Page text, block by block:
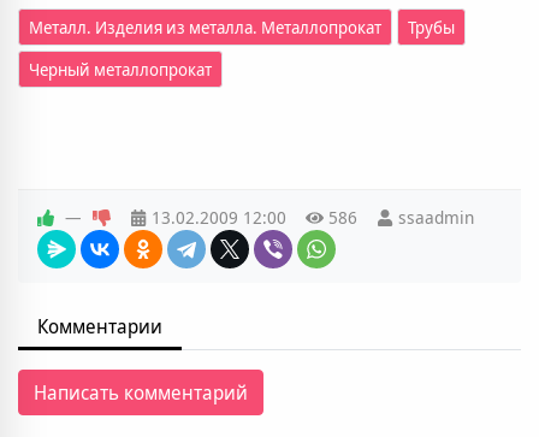
Металл. Изделия из металла. Металлопрокат
Трубы
Черный металлопрокат
— 13.02.2009 12:00 586 ssaadmin
Комментарии
Написать комментарий